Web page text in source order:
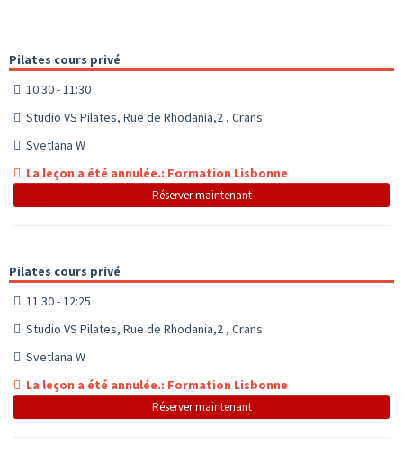
Pilates cours privé
10:30 - 11:30
Studio VS Pilates, Rue de Rhodania,2 , Crans
Svetlana W
La leçon a été annulée.: Formation Lisbonne
Réserver maintenant
Pilates cours privé
11:30 - 12:25
Studio VS Pilates, Rue de Rhodania,2 , Crans
Svetlana W
La leçon a été annulée.: Formation Lisbonne
Réserver maintenant